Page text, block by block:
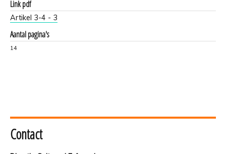
Link pdf
Artikel 3-4 - 3
Aantal pagina's
14
Contact